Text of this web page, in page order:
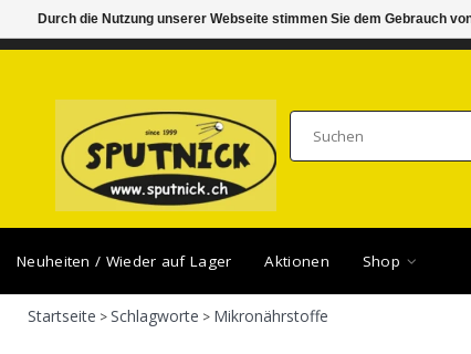
DI-FR 11.00 - 18.30, SA 10.00 - 16.00
Neuheiten / Wieder auf Lager Aktionen Shop
Startseite >Schlagworte > Mikronährstoffe
Durch die Nutzung unserer Webseite stimmen Sie dem Gebrauch